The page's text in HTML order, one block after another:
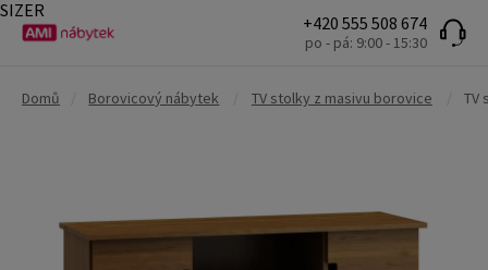
+420 555 508 674
po - pá: 9:00 - 15:30
Domů Borovicový nábytek TV stolky z masivu borovice TV
SIZER